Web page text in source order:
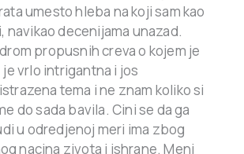
umesto hleba na koji sam kao
navikao decenijama unazad.
propusnih creva o kojem je
je vrlo intrigantna i jos
tema i ne znam koliko si
do sada bavila. Cini se da ga
u odredjenoj meri ima zbog
nacina zivota i ishrane. Meni